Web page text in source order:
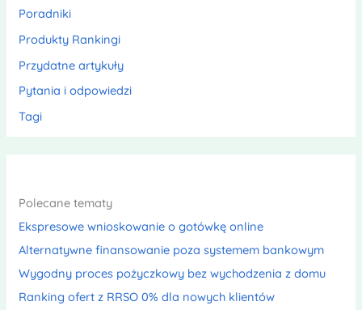
Poradniki
Produkty Rankingi
Przydatne artykuły
Pytania i odpowiedzi
Tagi
Polecane tematy
Ekspresowe wnioskowanie o gotówkę online
Alternatywne finansowanie poza systemem bankowym
Wygodny proces pożyczkowy bez wychodzenia z domu
Ranking ofert z RRSO 0% dla nowych klientów